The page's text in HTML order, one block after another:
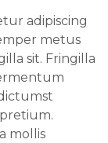
adipiscing
metus
sit. Fringilla
mollis